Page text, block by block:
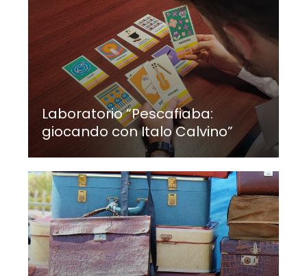
Laboratorio “Pescafiaba:
giocando con Italo Calvino”